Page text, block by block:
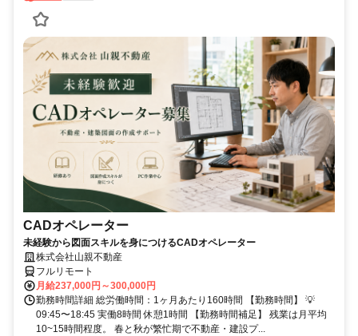
CADオペレーター
未経験から図面スキルを身につけるCADオペレーター
株式会社山親不動産
フルリモート
月給237,000円～300,000円
勤務時間詳細 総労働時間：1ヶ月あたり160時間 【勤務時間】 💡
09:45〜18:45 実働8時間 休憩1時間 【勤務時間補足】 残業は月平均
10~15時間程度。 春と秋が繁忙期で不動産・建設プ...